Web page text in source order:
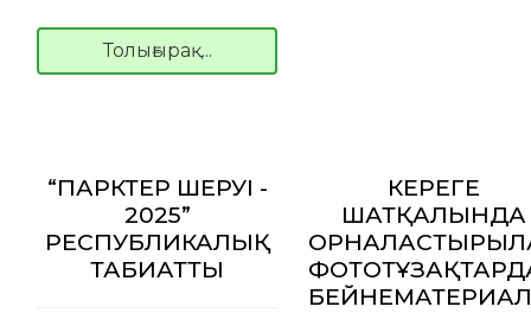
Толығырақ...
“ПАРКТЕР ШЕРУІ -
2025”
РЕСПУБЛИКАЛЫҚ
ТАБИҒАТТЫ
КЕРЕГЕ
ШАТҚАЛЫНДА